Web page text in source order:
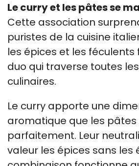
Le curry et les pâtes se
Cette association
puristes de la cuisine
les épices et les
duo qui traverse toutes
culinaires.
Le curry apporte une
aromatique que les
parfaitement. Leur
valeur les épices sans les